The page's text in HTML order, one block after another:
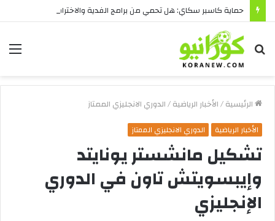
بحث
عن
الرئيسية/الأخبار الرياضية/الدوري الانجليزي الممتاز
الأخبار الرياضية الدوري الانجليزي الممتاز
تشكيل مانشستر يونايتد
وإيبسويتش تاون في الدوري
الإنجليزي